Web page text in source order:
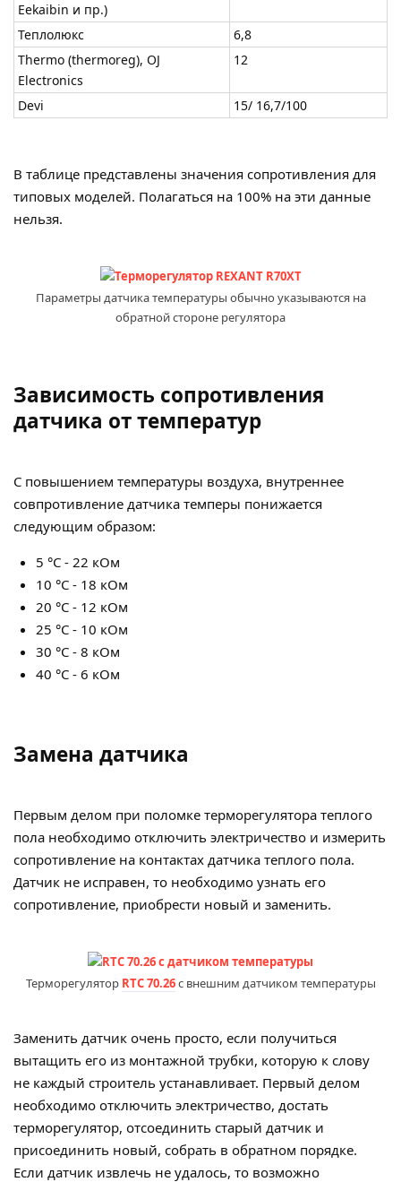
Еekaibin и пр.)
Теплолюкс
6,8
Thermo (thermoreg), OJ
Electronics
12
Devi 15/ 16,7/100
В таблице представлены значения сопротивления для
типовых моделей. Полагаться на 100% на эти данные
нельзя.
Параметры датчика температуры обычно указываются на
обратной стороне регулятора
Зависимость сопротивления
датчика от температур
С повышением температуры воздуха, внутреннее
совпротивление датчика темперы понижается
следующим образом:
5 °С - 22 кОм
10 °С - 18 кОм
20 °С - 12 кОм
25 °С - 10 кОм
30 °С - 8 кОм
40 °С - 6 кОм
Замена датчика
Первым делом при поломке терморегулятора теплого
пола необходимо отключить электричество и измерить
сопротивление на контактах датчика теплого пола.
Датчик не исправен, то необходимо узнать его
сопротивление, приобрести новый и заменить.
Терморегулятор RTC 70.26с внешним датчиком температуры
Заменить датчик очень просто, если получиться
вытащить его из монтажной трубки, которую к слову
не каждый строитель устанавливает. Первый делом
необходимо отключить электричество, достать
терморегулятор, отсоединить старый датчик и
присоединить новый, собрать в обратном порядке.
Если датчик извлечь не удалось, то возможно